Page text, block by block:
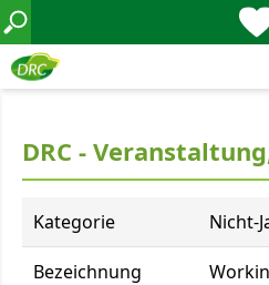
DRC -
Kategorie Nicht-
Bezeichnung